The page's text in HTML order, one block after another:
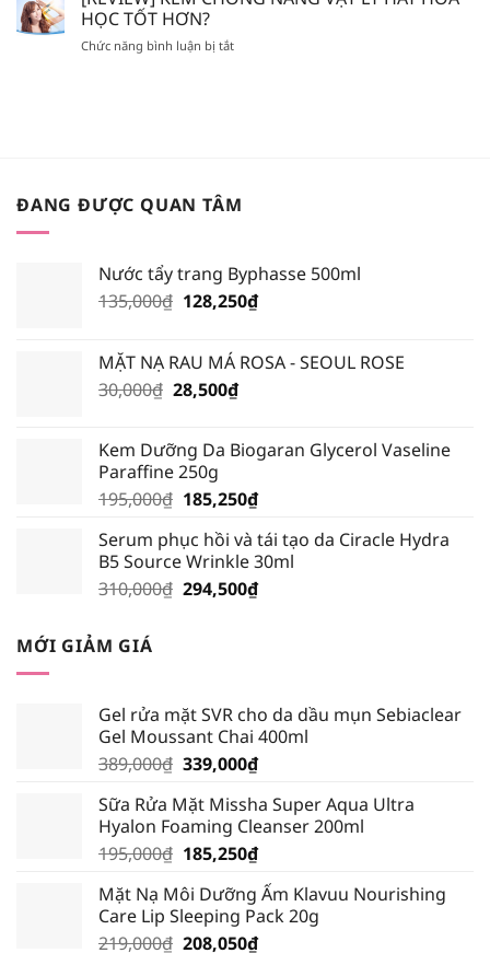
XỊT
FAKE?
HOT
6?
HỌC TỐT HƠN?
Chức năng bình luận bị tắtở
HỌC
ĐANG ĐƯỢC QUAN TÂM
Nước tẩy trang Byphasse 500ml
135,000₫ Giá
135,000₫.
128,250₫Giá
là:
MẶT NẠ RAU MÁ ROSA - SEOUL ROSE
30,000₫ Giá
30,000₫.
28,500₫Giá
là:
Kem Dưỡng Da Biogaran Glycerol Vaseline
Paraffine 250g
195,000₫ Giá
là:
195,000₫.
185,250₫Giá
tại
là:
185,250₫.
Serum phục hồi và tái tạo da Ciracle Hydra
B5 Source Wrinkle 30ml
310,000₫ Giá
294,500₫Giá
MỚI GIẢM GIÁ
Gel rửa mặt SVR cho da dầu mụn Sebiaclear
Gel Moussant Chai 400ml
389,000₫ Giá
là:
389,000₫.
339,000₫Giá
tại
là:
339,000₫.
Sữa Rửa Mặt Missha Super Aqua Ultra
Hyalon Foaming Cleanser 200ml
195,000₫ Giá
là:
195,000₫.
185,250₫Giá
tại
là:
185,250₫.
Mặt Nạ Môi Dưỡng Ẩm Klavuu Nourishing
Care Lip Sleeping Pack 20g
219,000₫ Giá
208,050₫Giá